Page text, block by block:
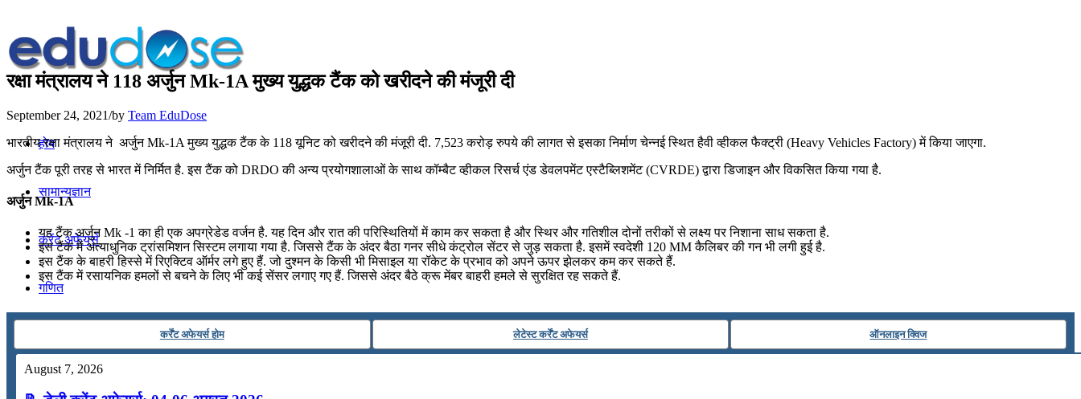
होम
सामान्यज्ञान
करेंट अफेयर्स
गणित
रक्षा मंत्रालय ने 118 अर्जुन Mk-1A मुख्य युद्धक टैंक को खरीदने की मंजूरी दी
September 24, 2021/by Team EduDose
भारतीय रक्षा मंत्रालय ने अर्जुन Mk-1A मुख्य युद्धक टैंक के 118 यूनिट को खरीदने की मंजूरी दी. 7,523 करोड़ रुपये की लागत से इसका निर्माण चेन्नई स्थित हैवी व्हीकल फैक्ट्री (Heavy Vehicles Factory) में किया जाएगा.
अर्जुन टैंक पूरी तरह से भारत में निर्मित है. इस टैंक को DRDO की अन्य प्रयोगशालाओं के साथ कॉम्बैट व्हीकल रिसर्च एंड डेवलपमेंट एस्टैब्लिशमेंट (CVRDE) द्वारा डिजाइन और विकसित किया गया है.
अर्जुन Mk-1A
यह टैंक अर्जुन Mk -1 का ही एक अपग्रेडेड वर्जन है. यह दिन और रात की परिस्थितियों में काम कर सकता है और स्थिर और गतिशील दोनों तरीकों से लक्ष्य पर निशाना साध सकता है.
इस टैंक में अत्याधुनिक ट्रांसमिशन सिस्टम लगाया गया है. जिससे टैंक के अंदर बैठा गनर सीधे कंट्रोल सेंटर से जुड़ सकता है. इसमें स्वदेशी 120 MM कैलिबर की गन भी लगी हुई है.
इस टैंक के बाहरी हिस्से में रिएक्टिव ऑर्मर लगे हुए हैं. जो दुश्मन के किसी भी मिसाइल या रॉकेट के प्रभाव को अपने ऊपर झेलकर कम कर सकते हैं.
इस टैंक में रसायनिक हमलों से बचने के लिए भी कई सेंसर लगाए गए हैं. जिससे अंदर बैठे क्रू मेंबर बाहरी हमले से सुरक्षित रह सकते हैं.
कर्रेंट अफेयर्स होम लेटेस्ट कर्रेंट अफेयर्स ऑनलाइन क्विज
August 7, 2026